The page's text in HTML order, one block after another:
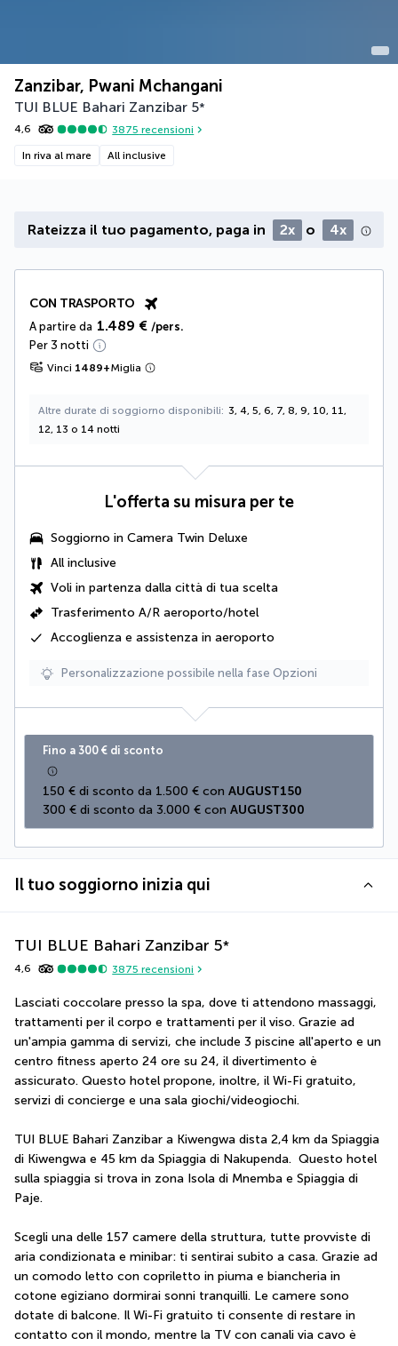
Zanzibar, Pwani Mchangani
TUI BLUE Bahari Zanzibar 5*
4,6 3875 recensioni
In riva al mare All inclusive
Rateizza il tuo pagamento, paga in 2x o 4x
CON TRASPORTO
A partire da 1.489 € /pers.
Per 3 notti
Vinci 1489+Miglia
Altre durate di soggiorno disponibili
3, 4, 5, 6, 7, 8, 9, 10, 11,
12, 13 o 14 notti
L'offerta su misura per te
Soggiorno in Camera Twin Deluxe
All inclusive
Voli in partenza dalla città di tua scelta
Trasferimento A/R aeroporto/hotel
Accoglienza e assistenza in aeroporto
Personalizzazione possibile nella fase Opzioni
Fino a 300 € di sconto
150 € di sconto da 1.500 € con AUGUST150
300 € di sconto da 3.000 € con AUGUST300
Il tuo soggiorno inizia qui
TUI BLUE Bahari Zanzibar 5*
4,6 3875 recensioni
Lasciati coccolare presso la spa, dove ti attendono massaggi,
trattamenti per il corpo e trattamenti per il viso. Grazie ad
un'ampia gamma di servizi, che include 3 piscine all'aperto e un
centro fitness aperto 24 ore su 24, il divertimento è
assicurato. Questo hotel propone, inoltre, il Wi-Fi gratuito,
servizi di concierge e una sala giochi/videogiochi.
TUI BLUE Bahari Zanzibar a Kiwengwa dista 2,4 km da Spiaggia
di Kiwengwa e 45 km da Spiaggia di Nakupenda.  Questo hotel
sulla spiaggia si trova in zona Isola di Mnemba e Spiaggia di
Paje.
Scegli una delle 157 camere della struttura, tutte provviste di
aria condizionata e minibar: ti sentirai subito a casa. Grazie ad
un comodo letto con copriletto in piuma e biancheria in
cotone egiziano dormirai sonni tranquilli. Le camere sono
dotate di balcone. Il Wi-Fi gratuito ti consente di restare in
contatto con il mondo, mentre la TV con canali via cavo è